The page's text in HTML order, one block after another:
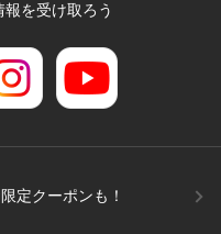
を受け取ろう
定クーポンも！